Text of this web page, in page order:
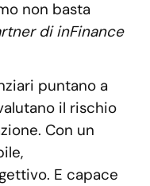
di inFinance
puntano a
il rischio
Con un
E capace